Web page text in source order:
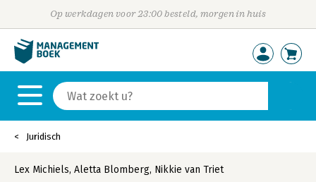
Op werkdagen voor 23:00 besteld, morgen in huis
Juridisch
Lex Michiels, Aletta Blomberg, Nikkie van Triet